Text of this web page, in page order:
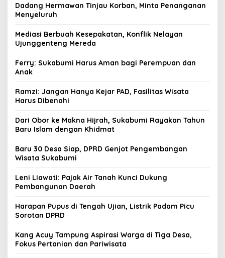
Dadang Hermawan Tinjau Korban, Minta Penanganan
Menyeluruh
Mediasi Berbuah Kesepakatan, Konflik Nelayan
Ujunggenteng Mereda
Ferry: Sukabumi Harus Aman bagi Perempuan dan
Anak
Ramzi: Jangan Hanya Kejar PAD, Fasilitas Wisata
Harus Dibenahi
Dari Obor ke Makna Hijrah, Sukabumi Rayakan Tahun
Baru Islam dengan Khidmat
Baru 30 Desa Siap, DPRD Genjot Pengembangan
Wisata Sukabumi
Leni Liawati: Pajak Air Tanah Kunci Dukung
Pembangunan Daerah
Harapan Pupus di Tengah Ujian, Listrik Padam Picu
Sorotan DPRD
Kang Acuy Tampung Aspirasi Warga di Tiga Desa,
Fokus Pertanian dan Pariwisata